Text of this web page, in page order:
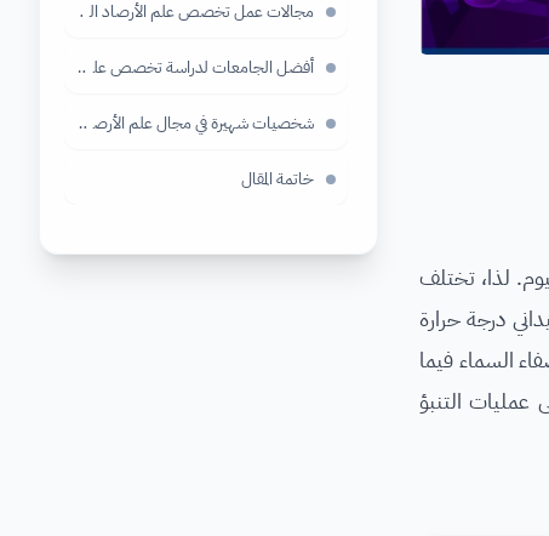
لذا، تختلف
درجة حرارة
السماء فيما
التنبؤ
مجالات عمل تخصص علم الأرصاد الجوية
أفضل الجامعات لدراسة تخصص علم الأرصاد
شخصيات شهيرة في مجال علم الأرصاد الجوية
خاتمة المقال